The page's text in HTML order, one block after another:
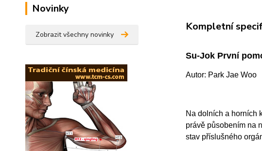
Novinky
Zobrazit všechny novinky
Kompletní
Su-Jok První
Autor: Park Jae Woo
Na dolních a horních
právě působením na
stav příslušného